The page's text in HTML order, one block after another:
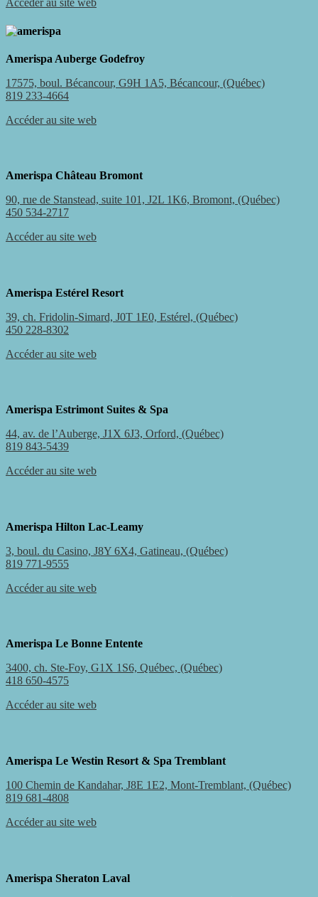
Accéder au site web
Amerispa Auberge Godefroy
17575, boul. Bécancour, G9H 1A5, Bécancour, (Québec)
819 233-4664
Accéder au site web
Amerispa Château Bromont
90, rue de Stanstead, suite 101, J2L 1K6, Bromont, (Québec)
450 534-2717
Accéder au site web
Amerispa Estérel Resort
39, ch. Fridolin-Simard, J0T 1E0, Estérel, (Québec)
450 228-8302
Accéder au site web
Amerispa Estrimont Suites & Spa
44, av. de l’Auberge, J1X 6J3, Orford, (Québec)
819 843-5439
Accéder au site web
Amerispa Hilton Lac-Leamy
3, boul. du Casino, J8Y 6X4, Gatineau, (Québec)
819 771-9555
Accéder au site web
Amerispa Le Bonne Entente
3400, ch. Ste-Foy, G1X 1S6, Québec, (Québec)
418 650-4575
Accéder au site web
Amerispa Le Westin Resort & Spa Tremblant
100 Chemin de Kandahar, J8E 1E2, Mont-Tremblant, (Québec)
819 681-4808
Accéder au site web
Amerispa Sheraton Laval